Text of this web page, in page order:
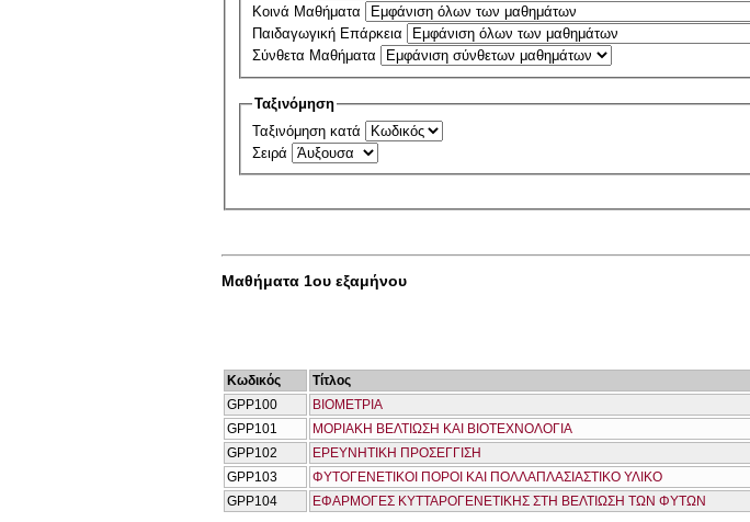
Κοινά Μαθήματα
Παιδαγωγική Επάρκεια
Σύνθετα Μαθήματα
Ταξινόμηση
Ταξινόμηση κατά
Σειρά
Μαθήματα 1ου εξαμήνου
Κωδικός Τίτλος
GPP100
ΒΙΟΜΕΤΡΙΑ
GPP101
ΜΟΡΙΑΚΗ ΒΕΛΤΙΩΣΗ ΚΑΙ ΒΙΟΤΕΧΝΟΛΟΓΙΑ
GPP102
ΕΡΕΥΝΗΤΙΚΗ ΠΡΟΣΕΓΓΙΣΗ
GPP103
ΦΥΤΟΓΕΝΕΤΙΚΟΙ ΠΟΡΟΙ ΚΑΙ ΠΟΛΛΑΠΛΑΣΙΑΣΤΙΚΟ ΥΛΙΚΟ
GPP104
ΕΦΑΡΜΟΓΕΣ ΚΥΤΤΑΡΟΓΕΝΕΤΙΚΗΣ ΣΤΗ ΒΕΛΤΙΩΣΗ ΤΩΝ ΦΥΤΩΝ